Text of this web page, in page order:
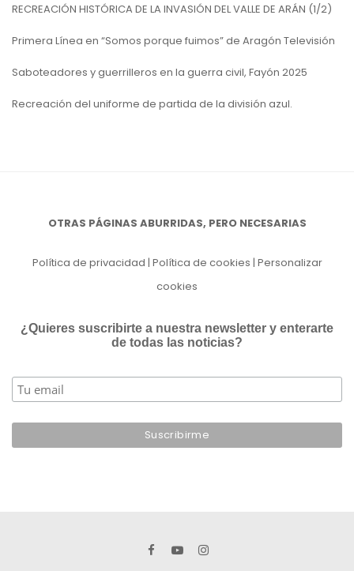
RECREACIÓN HISTÓRICA DE LA INVASIÓN DEL VALLE DE ARÁN (1/2)
Primera Línea en “Somos porque fuimos” de Aragón Televisión
Saboteadores y guerrilleros en la guerra civil, Fayón 2025
Recreación del uniforme de partida de la división azul.
OTRAS PÁGINAS ABURRIDAS, PERO NECESARIAS
Política de privacidad | Política de cookies | Personalizar
cookies
¿Quieres suscribirte a nuestra newsletter y enterarte
de todas las noticias?